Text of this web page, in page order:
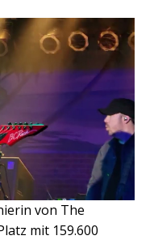
von The
mit 159.600